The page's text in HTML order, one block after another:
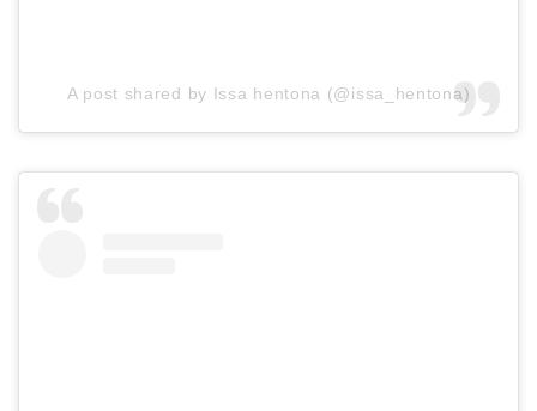
A post shared by Issa hentona (@issa_hentona)
ラジオ